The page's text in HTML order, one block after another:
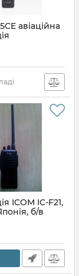
авіаційна
ICOM IC-F21,
б/в